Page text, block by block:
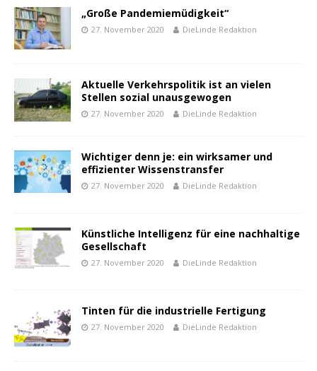
„Große Pandemiemüdigkeit“
27. November 2020 DieLinde Redaktion
Aktuelle Verkehrspolitik ist an vielen
Stellen sozial unausgewogen
27. November 2020 DieLinde Redaktion
Wichtiger denn je: ein wirksamer und
effizienter Wissenstransfer
27. November 2020 DieLinde Redaktion
Künstliche Intelligenz für eine nachhaltige
Gesellschaft
27. November 2020 DieLinde Redaktion
Tinten für die industrielle Fertigung
27. November 2020 DieLinde Redaktion